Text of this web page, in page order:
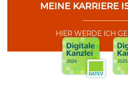
MEINE KARRIERE
HIER WERDE ICH